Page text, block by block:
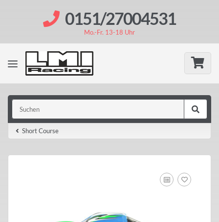
0151/27004531
Mo.-Fr. 13-18 Uhr
Short Course